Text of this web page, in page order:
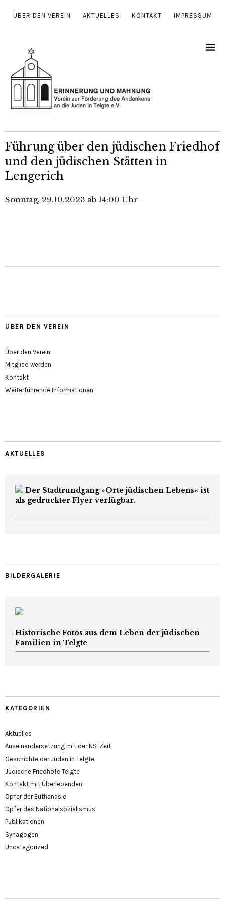
ÜBER DEN VEREIN AKTUELLES KONTAKT IMPRESSUM
Führung über den jüdischen Friedhof
und den jüdischen Stätten in
Lengerich
Sonntag, 29.10.2023 ab 14:00 Uhr
ÜBER DEN VEREIN
Über den Verein
Mitglied werden
Kontakt
Weiterführende Informationen
AKTUELLES
Der Stadtrundgang »Orte jüdischen Lebens« ist
als gedruckter Flyer verfügbar.
BILDERGALERIE
Historische Fotos aus dem Leben der jüdischen
Familien in Telgte
KATEGORIEN
Aktuelles
Auseinandersetzung mit der NS-Zeit
Geschichte der Juden in Telgte
Jüdische Friedhöfe Telgte
Kontakt mit Überlebenden
Opfer der Euthanasie
Opfer des Nationalsozialismus
Publikationen
Synagogen
Uncategorized